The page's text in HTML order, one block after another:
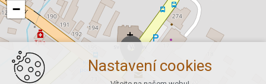
−
Nastavení cookies